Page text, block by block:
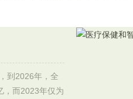
到2026年，全
，而2023年仅为